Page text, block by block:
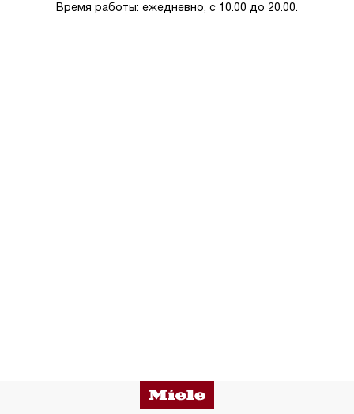
Время работы: ежедневно, с 10.00 до 20.00.